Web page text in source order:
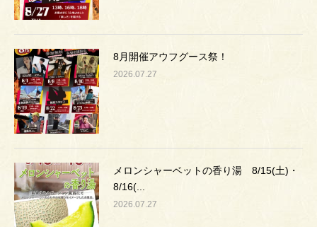
8月開催アウフグース祭！
2026.07.27
メロンシャーベットの香り湯 8/15(土)・
8/16(...
2026.07.27